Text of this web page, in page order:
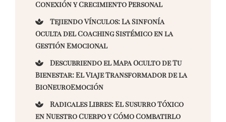
Conexión y Crecimiento Personal
Tejiendo Vínculos: La Sinfonía
Oculta del Coaching Sistémico en la
Gestión Emocional
Descubriendo el Mapa Oculto de Tu
Bienestar: El Viaje Transformador de la
BioNeuroEmoción
Radicales Libres: El Susurro Tóxico
en Nuestro Cuerpo y Cómo Combatirlo